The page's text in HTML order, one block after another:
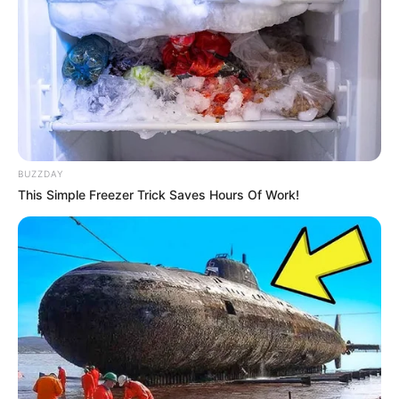
A hatóságokat a családtagok értesítették, miután
egy ideje nem tudtak kapcsolatba lépni Pamelával,
és aggódni kezdtek érte. A kiérkező rendőrség és
mentők megerősítették, hogy a színésznő lőtt
sebbel a fején hunyt el, amelyet önkezűleg ejtett
BUZZDAY
This Simple Freezer Trick Saves Hours Of Work!